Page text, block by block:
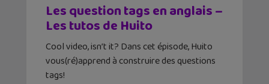
Les question tags en anglais –
Les tutos de Huito
Cool video, isn’t it? Dans cet épisode, Huito
vous(ré)apprend à construire des questions
tags!